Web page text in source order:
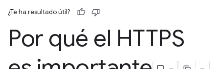
¿Te ha resultado útil?
Por qué el HTTPS